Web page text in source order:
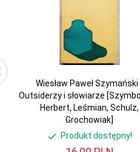
Wiesław Paweł Szymański
Outsiderzy i słowiarze
Herbert, Leśmian, Schulz,
Grochowiak]
Produkt dostępny!